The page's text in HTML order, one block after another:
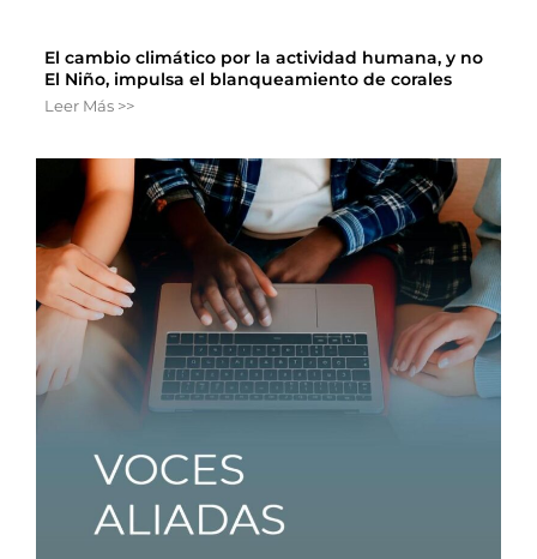
El cambio climático por la actividad humana, y no
El Niño, impulsa el blanqueamiento de corales
Leer Más >>